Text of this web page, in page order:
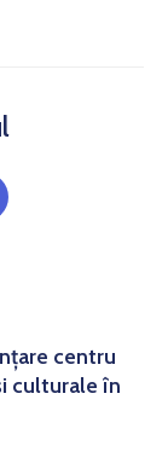
centru
culturale în